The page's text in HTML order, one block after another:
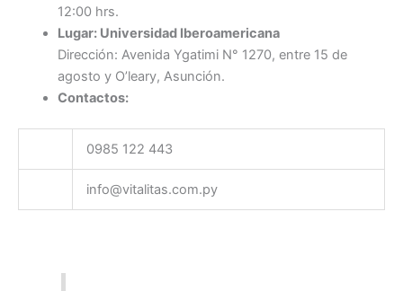
12:00 hrs.
Lugar: Universidad Iberoamericana
Dirección: Avenida Ygatimi N° 1270, entre 15 de
agosto y O’leary, Asunción.
Contactos:
0985 122 443
info@vitalitas.com.py